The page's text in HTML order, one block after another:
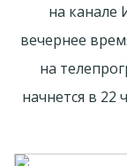
на канале
вечернее
на
начнется в 22